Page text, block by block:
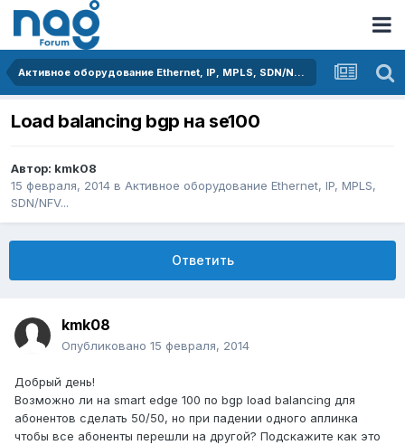
Активное оборудование Ethernet, IP, MPLS, SDN/NFV...
Load balancing bgp на se100
Автор: kmk08
15 февраля, 2014 в Активное оборудование Ethernet, IP, MPLS,
SDN/NFV...
Ответить
kmk08
Опубликовано 15 февраля, 2014
Добрый день!
Возможно ли на smart edge 100 по bgp load balancing для
абонентов сделать 50/50, но при падении одного аплинка
чтобы все абоненты перешли на другой? Подскажите как это